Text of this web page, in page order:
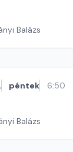
Balázs
péntek 6:50
Balázs